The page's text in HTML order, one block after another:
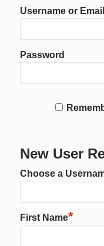
Username or Email
Password
New User
Choose a
First Name*